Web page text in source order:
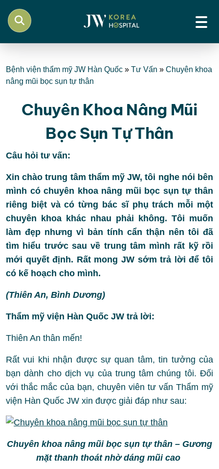
Bệnh viện thẩm mỹ JW Hàn Quốc » Tư Vấn » Chuyên khoa
nâng mũi bọc sụn tự thân
Chuyên Khoa Nâng Mũi
Bọc Sụn Tự Thân
Câu hỏi tư vấn:
Xin chào trung tâm thẩm mỹ JW, tôi nghe nói bên
mình có chuyên khoa nâng mũi bọc sụn tự thân
riêng biệt và có từng bác sĩ phụ trách mỗi một
chuyên khoa khác nhau phải không. Tôi muốn
làm đẹp nhưng vì bản tính cẩn thận nên tôi đã
tìm hiểu trước sau về trung tâm mình rất kỹ rồi
mới quyết định. Rất mong JW sớm trả lời để tôi
có kế hoạch cho mình.
(Thiên An, Bình Dương)
Thẩm mỹ viện Hàn Quốc JW trả lời:
Thiên An thân mến!
Rất vui khi nhận được sự quan tâm, tin tưởng của
bạn dành cho dịch vụ của trung tâm chúng tôi. Đối
với thắc mắc của bạn, chuyên viên tư vấn Thẩm mỹ
viện Hàn Quốc JW xin được giải đáp như sau:
Chuyên khoa nâng mũi bọc sụn tự thân – Gương
mặt thanh thoát nhờ dáng mũi cao